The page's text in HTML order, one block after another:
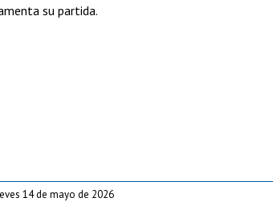
su partida.
14 de mayo de 2026